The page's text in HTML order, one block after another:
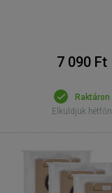
7 090 Ft
Raktáron
Elküldjük hétfőn